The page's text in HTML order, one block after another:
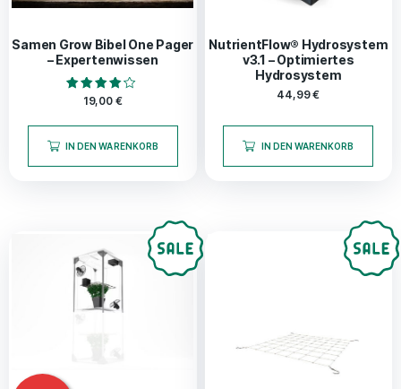
Samen Grow Bibel One Pager
– Expertenwissen
Bewertet
mit
19,00 €
IN DEN WARENKORB
NutrientFlow® Hydrosystem
v3.1 – Optimiertes
Hydrosystem
44,99€
IN DEN WARENKORB